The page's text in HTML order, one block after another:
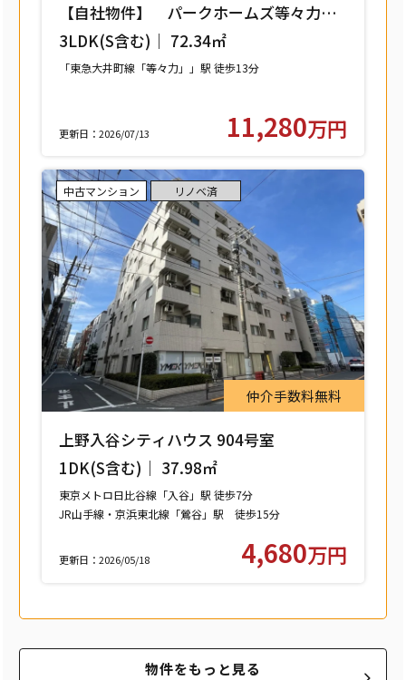
【自社物件】 パークホームズ等々力レ
ジデンススクエア 208号室 【世田谷区
中町】
3LDK(S含む)｜ 72.34㎡
「東急大井町線「等々力」」駅 徒歩13分
更新日：2026/07/13 11,280万円
仲介手数料無料
中古マンション リノベ済
上野入谷シティハウス 904号室
1DK(S含む)｜ 37.98㎡
東京メトロ日比谷線「入谷」駅 徒歩7分
JR山手線・京浜東北線「鶯谷」駅 徒歩15分
更新日：2026/05/18 4,680万円
物件をもっと見る